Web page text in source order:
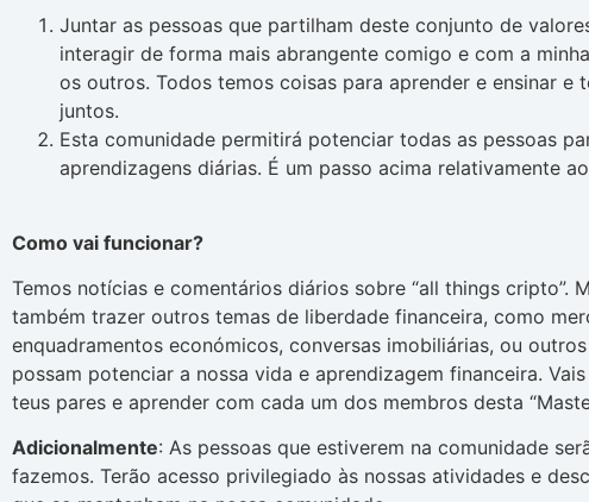
Juntar as pessoas que partilham deste conjunto de
interagir de forma mais abrangente comigo e com a
os outros. Todos temos coisas para aprender e ensinar e
juntos.
Esta comunidade permitirá potenciar todas as pessoas
aprendizagens diárias. É um passo acima relativamente
Como vai funcionar?
Temos notícias e comentários diários sobre “all things cripto”.
também trazer outros temas de liberdade financeira, como
enquadramentos económicos, conversas imobiliárias, ou
possam potenciar a nossa vida e aprendizagem financeira.
teus pares e aprender com cada um dos membros desta
Adicionalmente: As pessoas que estiverem na comunidade
fazemos. Terão acesso privilegiado às nossas atividades e